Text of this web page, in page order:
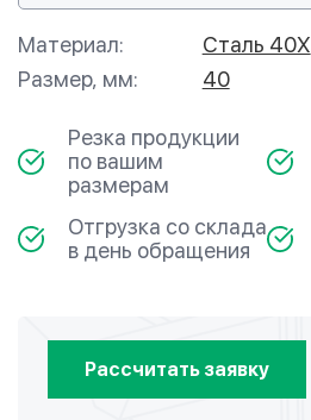
Материал:
Сталь 40Х
Размер, мм:
40
Резка продукции
по вашим
размерам
Отгрузка со склада
в день обращения
Рассчитать заявку